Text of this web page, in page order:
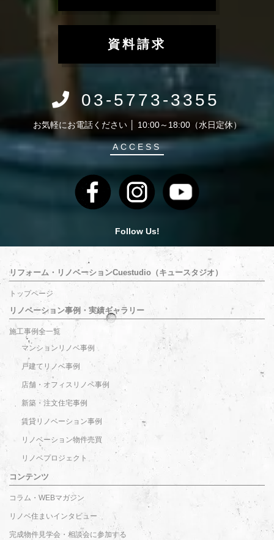
資料請求
03-5773-3355
お気軽にお電話ください │ 10:00～18:00（水日定休）
ACCESS
Follow Us!
リフォーム・リノベーションCuestudio（キュースタジオ）
トップページ
リノベーション事例・実績ギャラリー
施工事例全一覧
マンションリノベ事例
戸建てリノベ事例
店舗・オフィスリノベ事例
新築・注文住宅事例
賃貸リノベーション事例
リノベーション物件売買
リノベプロジェクト
コンテンツ
コラム・WEBマガジン
リノベ住まいインタビュー
完成物件見学会・相談会に参加する